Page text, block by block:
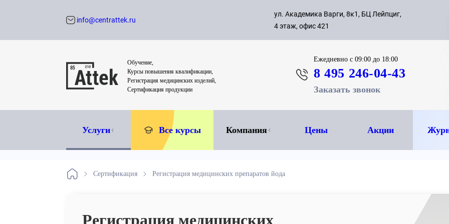
с 09:00
8 495
info@centrattek.ru
ул. Академика Варги, 8к1, БЦ Лейпциг,
4 этаж, офис 421
Обучение,
Курсы повышения квалификации,
Регистрация медицинских изделий,
Сертификация продукции
Ежедневнос 09:00 до 18:00
8 495 246-04-43
Заказать звонок
Услуги Все курсы Компания Цены Акции
Сертификация Регистрация медицинских препаратов йода
Регистрация медицинских